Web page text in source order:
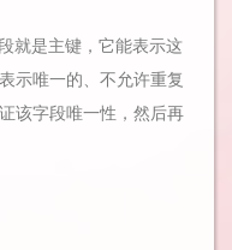
就是主键，它能表示这
示唯一的、不允许重复
该字段唯一性，然后再